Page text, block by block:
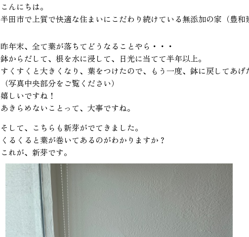
こんにちは。
半田市で上質で快適な住まいにこだわり続けている無添加の家（豊
昨年末、全て葉が落ちてどうなることやら・・・
鉢からだして、根を水に浸して、日光に当てて半年以上。
すくすくと大きくなり、葉をつけたので、もう一度、鉢に戻してあ
（写真中央部分をご覧ください）
嬉しいですね！
あきらめないことって、大事ですね。
そして、こちらも新芽がでてきました。
くるくると葉が巻いてあるのがわかりますか？
これが、新芽です。